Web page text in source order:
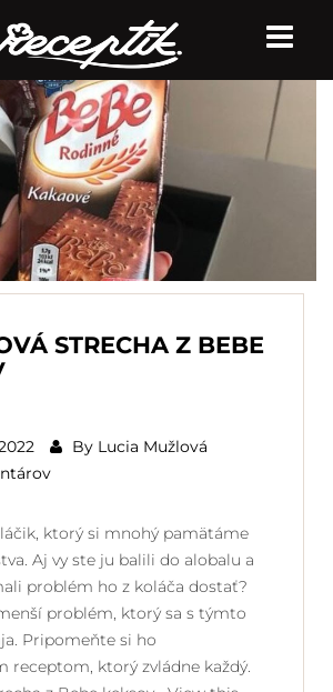
STRECHA Z BEBE
By Lucia Mužlová
ktorý si mnohý pamätáme
Aj vy ste ju balili do alobalu a
problém ho z koláča dostať?
problém, ktorý sa s týmto
Pripomeňte si ho
receptom, ktorý zvládne každý.